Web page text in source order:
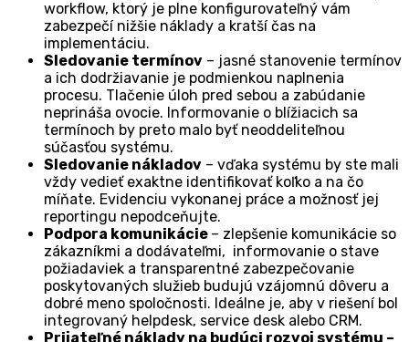
workflow, ktorý je plne konfigurovateľný vám
zabezpečí nižšie náklady a kratší čas na
implementáciu.
Sledovanie termínov – jasné stanovenie termínov
a ich dodržiavanie je podmienkou naplnenia
procesu. Tlačenie úloh pred sebou a zabúdanie
neprináša ovocie. Informovanie o blížiacich sa
termínoch by preto malo byť neoddeliteľnou
súčasťou systému.
Sledovanie nákladov – vďaka systému by ste mali
vždy vedieť exaktne identifikovať koľko a na čo
míňate. Evidenciu vykonanej práce a možnosť jej
reportingu nepodceňujte.
Podpora komunikácie – zlepšenie komunikácie so
zákazníkmi a dodávateľmi, informovanie o stave
požiadaviek a transparentné zabezpečovanie
poskytovaných služieb budujú vzájomnú dôveru a
dobré meno spoločnosti. Ideálne je, aby v riešení bol
integrovaný helpdesk, service desk alebo CRM.
Prijateľné náklady na budúci rozvoj systému –